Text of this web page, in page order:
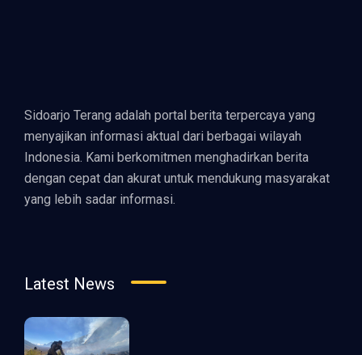
Sidoarjo Terang adalah portal berita terpercaya yang
menyajikan informasi aktual dari berbagai wilayah
Indonesia. Kami berkomitmen menghadirkan berita
dengan cepat dan akurat untuk mendukung masyarakat
yang lebih sadar informasi.
Latest News